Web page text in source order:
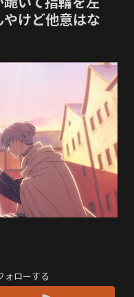
けど他意はな
ォローする